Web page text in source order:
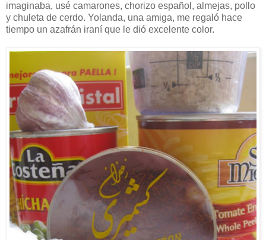
imaginaba, usé camarones, chorizo español, almejas, pollo
y chuleta de cerdo. Yolanda, una amiga, me regaló hace
tiempo un azafrán iraní que le dió excelente color.